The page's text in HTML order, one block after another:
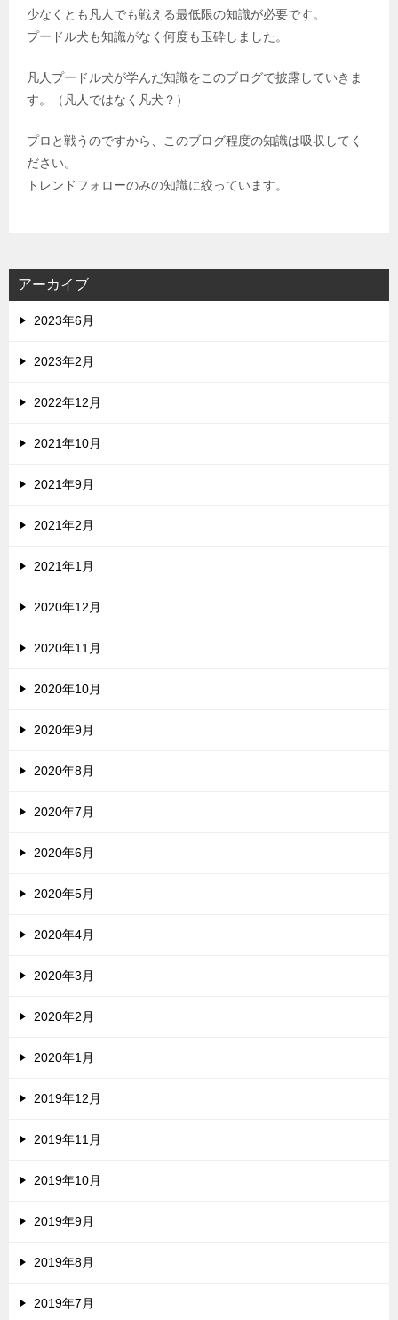
少なくとも凡人でも戦える最低限の知識が必要です。
プードル犬も知識がなく何度も玉砕しました。
凡人プードル犬が学んだ知識をこのブログで披露していきま
す。（凡人ではなく凡犬？）
プロと戦うのですから、このブログ程度の知識は吸収してく
ださい。
トレンドフォローのみの知識に絞っています。
アーカイブ
2023年6月
2023年2月
2022年12月
2021年10月
2021年9月
2021年2月
2021年1月
2020年12月
2020年11月
2020年10月
2020年9月
2020年8月
2020年7月
2020年6月
2020年5月
2020年4月
2020年3月
2020年2月
2020年1月
2019年12月
2019年11月
2019年10月
2019年9月
2019年8月
2019年7月